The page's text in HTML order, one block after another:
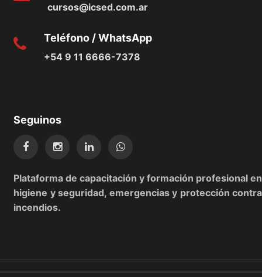
cursos@icsed.com.ar
Teléfono / WhatsApp
+54 9 11 6666-7378
Seguinos
Plataforma de capacitación y formación profesional en
higiene y seguridad, emergencias y protección contra
incendios.